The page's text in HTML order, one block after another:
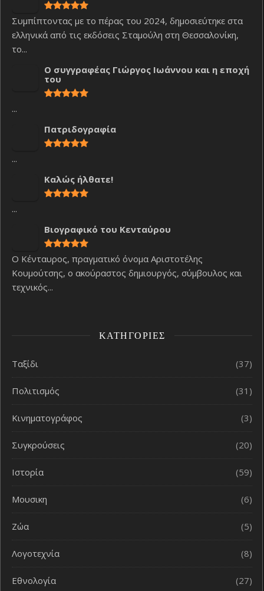
Συμπίπτοντας με το πέρας του 2024, δημοσιεύτηκε στα
ελληνικά από τις εκδόσεις Σταμούλη στη Θεσσαλονίκη,
το...
Ο συγγραφέας Γιώργος Ιωάννου και η εποχή
του
...
Πατριδογραφία
...
Καλώς ήλθατε!
...
Βιογραφικό του Κενταύρου
Ο Κένταυρος, πραγματικό όνομα Αριστοτέλης
Κουμούτσης, ο ακούραστος δημιουργός, σύμβουλος και
τεχνικός...
ΚΑΤΗΓΟΡΊΕΣ
Ταξίδι (37)
Πολιτισμός (31)
Κινηματογράφος (3)
Συγκρούσεις (20)
Ιστορία (59)
Μουσικη (6)
Ζώα (5)
Λογοτεχνία (8)
Εθνολογία (27)